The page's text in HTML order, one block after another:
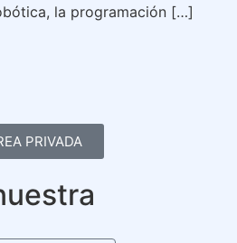
la programación […]
PRIVADA